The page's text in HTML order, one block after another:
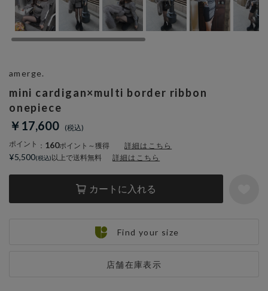
mini cardigan×multi border ribbon
onepiece
￥17,600
ポイント ： 160ポイント～獲得 詳細はこちら
カートに入れる
店舗在庫表示
amerge.
¥5,500 以上で送料無料 詳細はこちら
Find your size